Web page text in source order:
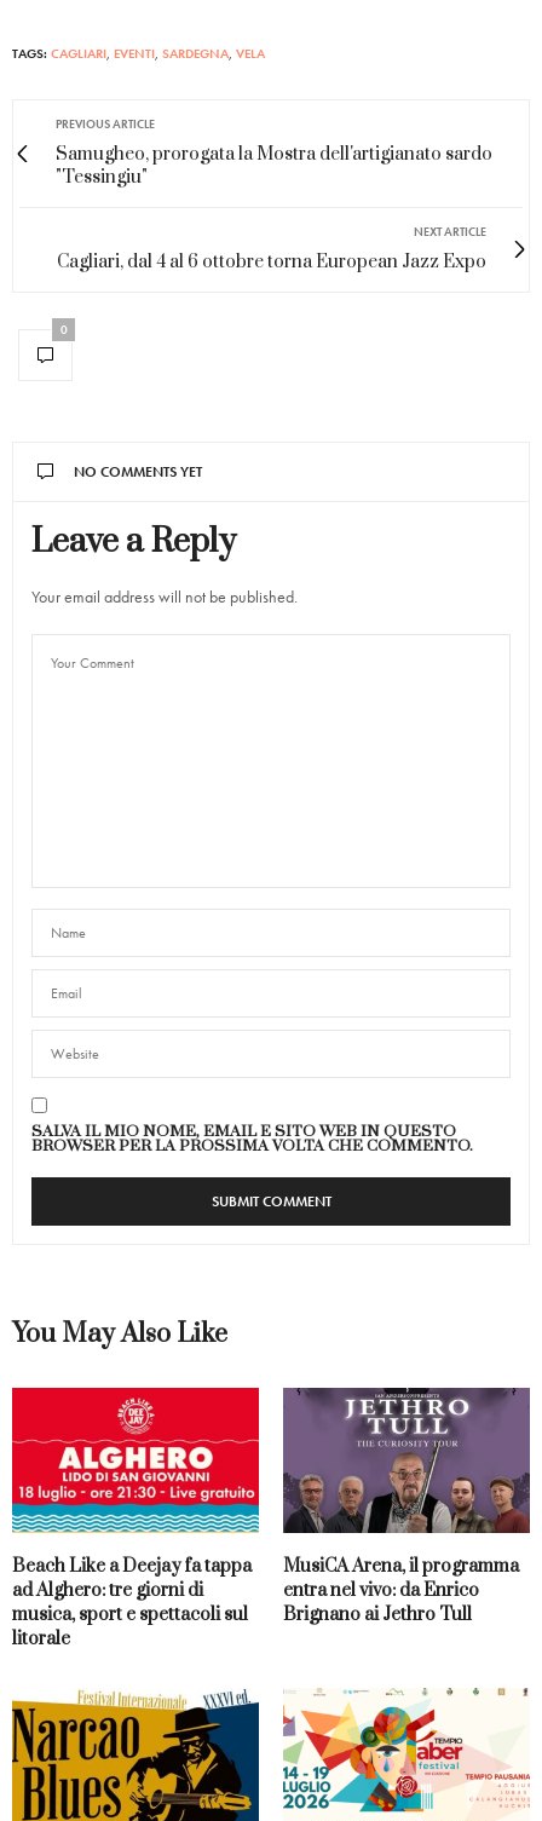
TAGS: CAGLIARI EVENTI SARDEGNA VELA
PREVIOUS ARTICLE
Samugheo, prorogata la Mostra dell'artigianato sardo
"Tessingiu"
NEXT ARTICLE
Cagliari, dal 4 al 6 ottobre torna European Jazz Expo
0
NO COMMENTS YET
Leave a Reply
Your email address will not be published.
SALVA IL MIO NOME, EMAIL E SITO WEB IN QUESTO
BROWSER PER LA PROSSIMA VOLTA CHE COMMENTO.
You May Also Like
Beach Like a Deejay fa tappa
ad Alghero: tre giorni di
musica, sport e spettacoli sul
litorale
MusiCA Arena, il programma
entra nel vivo: da Enrico
Brignano ai Jethro Tull